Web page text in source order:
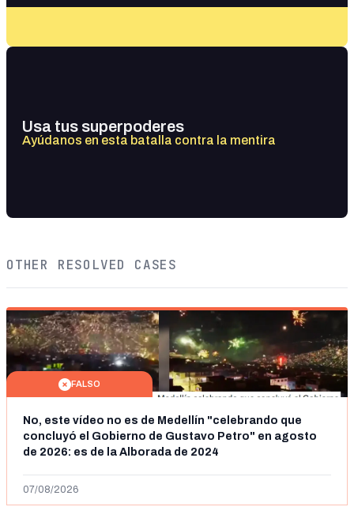
Usa tus superpoderes
Ayúdanos en esta batalla contra la mentira
OTHER RESOLVED CASES
FALSO
No, este vídeo no es de Medellín "celebrando que
concluyó el Gobierno de Gustavo Petro" en agosto
de 2026: es de la Alborada de 2024
07/08/2026